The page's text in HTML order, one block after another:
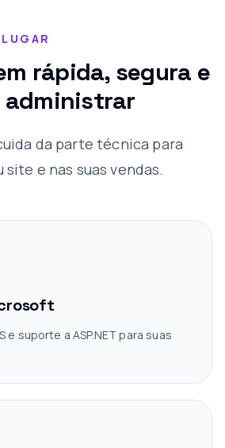
rápida, segura e
administrar
da parte técnica para
e nas suas vendas.
e suporte a ASP.NET para suas